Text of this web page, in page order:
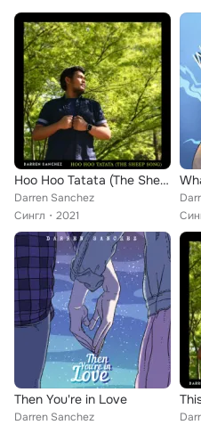
Hoo Hoo Tatata (The Sheep Song) (Version 2.0)
Darren Sanchez
Сингл
2021
Then You're in Love
Darren Sanchez